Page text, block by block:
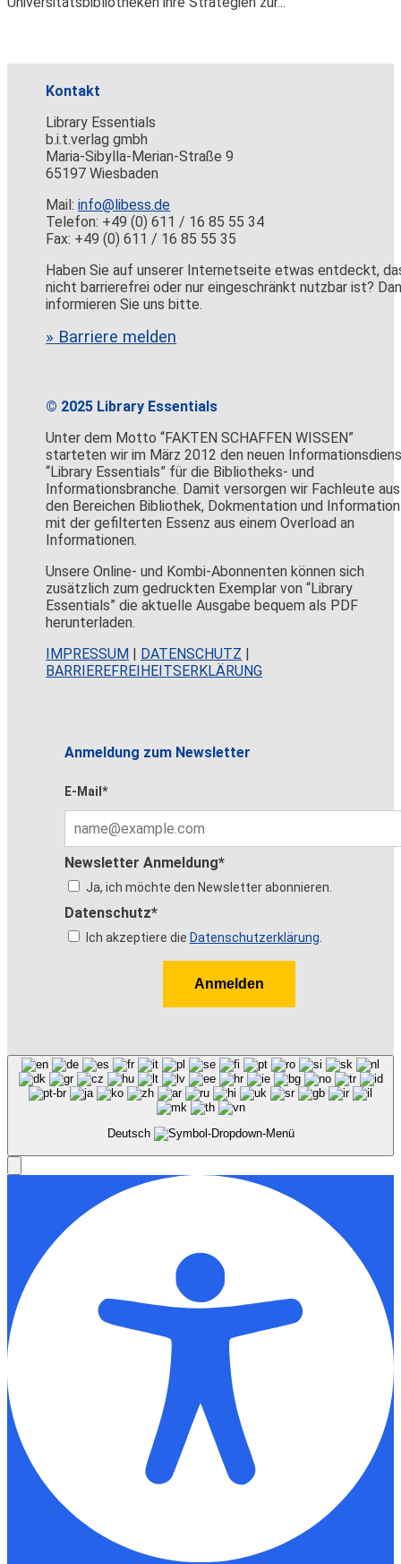
Kontakt
Library Essentials
b.i.t.verlag gmbh
Maria-Sibylla-Merian-Straße 9
65197 Wiesbaden
Mail:info@libess.de
Telefon: +49 (0) 611 / 16 85 55 34
Fax: +49 (0) 611 / 16 85 55 35
Haben Sie auf unserer Internetseite etwas entdeckt,
nicht barrierefrei oder nur eingeschränkt nutzbar ist?
informieren Sie uns bitte.
» Barriere melden
© 2025 Library Essentials
Unter dem Motto “FAKTEN SCHAFFEN WISSEN”
starteten wir im März 2012 den neuen
“Library Essentials” für die Bibliotheks- und
Informationsbranche. Damit versorgen wir Fachleute aus
den Bereichen Bibliothek, Dokmentation und Information
mit der gefilterten Essenz aus einem Overload an
Informationen.
Unsere Online- und Kombi-Abonnenten können sich
zusätzlich zum gedruckten Exemplar von “Library
Essentials” die aktuelle Ausgabe bequem als PDF
herunterladen.
IMPRESSUM
DATENSCHUTZ
BARRIEREFREIHEITSERKLÄRUNG
Anmeldung zum Newsletter
E-Mail*
Newsletter Anmeldung*
Ja, ich möchte den Newsletter abonnieren.
Datenschutz*
Ich akzeptiere die Datenschutzerklärung.
Anmelden
Deutsch